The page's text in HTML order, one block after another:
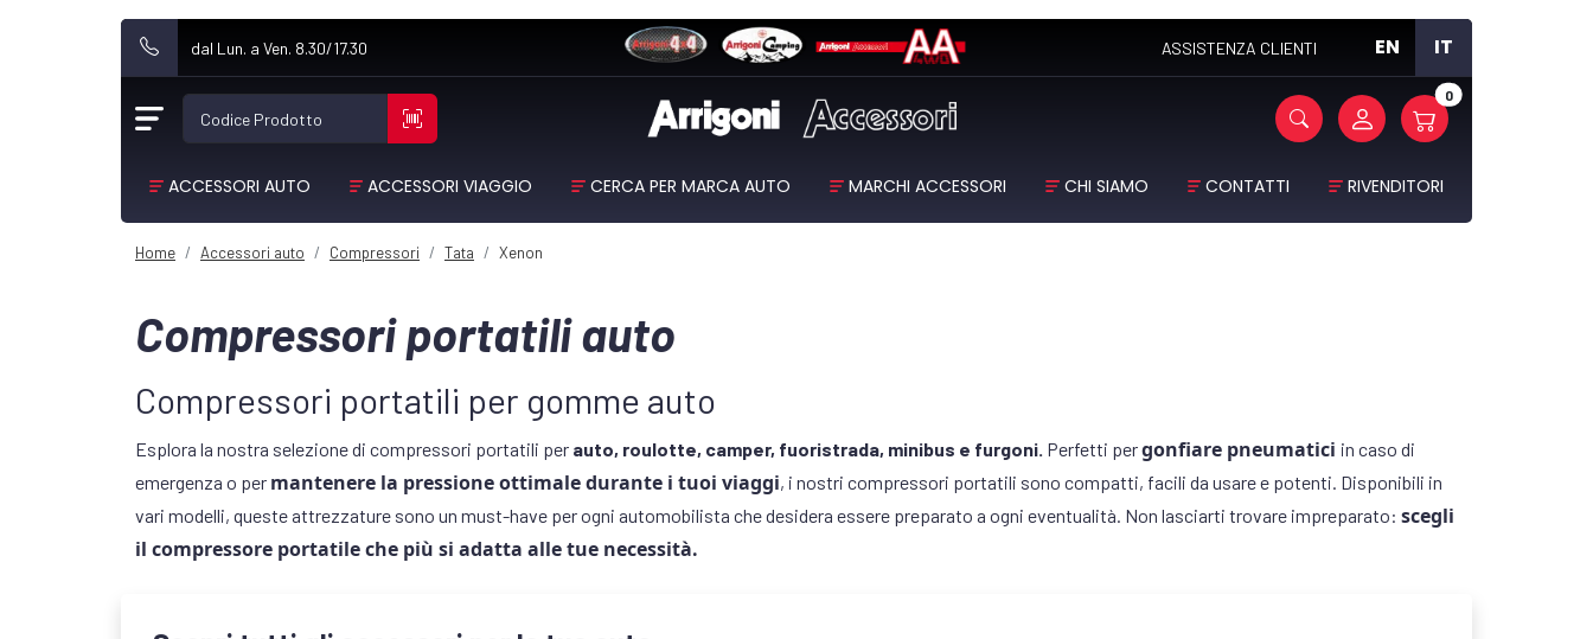
dal Lun. a Ven. 8.30/17.30 ASSISTENZA CLIENTI EN IT
Codice Prodotto
0
ACCESSORI AUTO ACCESSORI VIAGGIO CERCA PER MARCA AUTO MARCHI ACCESSORI CHI SIAMO CONTATTI RIVENDITORI
Home Accessori auto Compressori Tata Xenon
Compressori portatili auto
Compressori portatili per gomme auto
Esplora la nostra selezione di compressori portatili per auto, roulotte, camper, fuoristrada, minibus e furgoni. Perfetti pergonfiare pneumatici in caso di
emergenza o per mantenere la pressione ottimale durante i tuoi viaggi, i nostri compressori portatili sono compatti, facili da usare e potenti. Disponibili in
vari modelli, queste attrezzature sono un must-have per ogni automobilista che desidera essere preparato a ogni eventualità. Non lasciarti trovare impreparato: scegli
il compressore portatile che più si adatta alle tue necessità.